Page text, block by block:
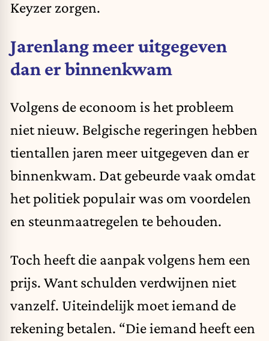
Keyzer zorgen.
Jarenlang meer uitgegeven
dan er binnenkwam
Volgens de econoom is het probleem
niet nieuw. Belgische regeringen hebben
tientallen jaren meer uitgegeven dan er
binnenkwam. Dat gebeurde vaak omdat
het politiek populair was om voordelen
en steunmaatregelen te behouden.
Toch heeft die aanpak volgens hem een
prijs. Want schulden verdwijnen niet
vanzelf. Uiteindelijk moet iemand de
rekening betalen. “Die iemand heeft een